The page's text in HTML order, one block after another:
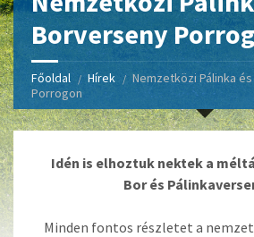
Borverseny
Főoldal Hírek
Nemzetközi Pálinka
Porrogon
Idén is elhoztuk nektek a
Bor és
Minden fontos részletet a